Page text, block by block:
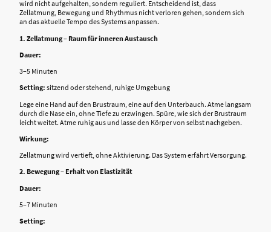
wird nicht aufgehalten, sondern reguliert. Entscheidend ist, dass
Zellatmung, Bewegung und Rhythmus nicht verloren gehen, sondern sich
an das aktuelle Tempo des Systems anpassen.
1. Zellatmung – Raum für inneren Austausch
Dauer:
3–5 Minuten
Setting: sitzend oder stehend, ruhige Umgebung
Lege eine Hand auf den Brustraum, eine auf den Unterbauch. Atme langsam
durch die Nase ein, ohne Tiefe zu erzwingen. Spüre, wie sich der Brustraum
leicht weitet. Atme ruhig aus und lasse den Körper von selbst nachgeben.
Wirkung:
Zellatmung wird vertieft, ohne Aktivierung. Das System erfährt Versorgung.
2. Bewegung – Erhalt von Elastizität
Dauer:
5–7 Minuten
Setting: